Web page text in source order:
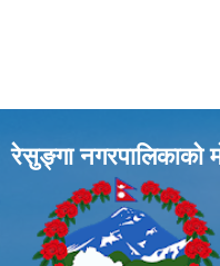
रेसुङ्गा नगरपालिकाकाे